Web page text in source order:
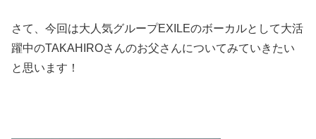
さて、今回は大人気グループEXILEのボーカルとして大活
躍中のTAKAHIROさんのお父さんについてみていきたい
と思います！